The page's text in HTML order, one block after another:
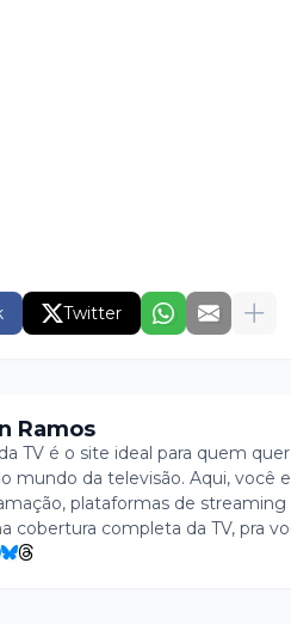
Twitter
Ramos
TV é o site ideal para quem
mundo da televisão. Aqui, você
plataformas de
cobertura completa da TV, pra